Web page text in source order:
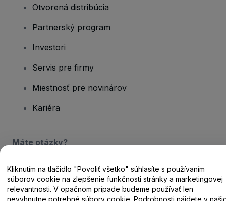
Otvorená distribúcia
Partnerský program
Investori
Servis pre firmy
Miestnosť pre novinárov
Kariéra
Máte otázky?
Centrum pomoci / Kontaktujte nás
Kliknutím na tlačidlo "Povoliť všetko" súhlasíte s používaním
súborov cookie na zlepšenie funkčnosti stránky a marketingovej
relevantnosti. V opačnom prípade budeme používať len
nevyhnutne potrebné súbory cookie. Podrobnosti nájdete v